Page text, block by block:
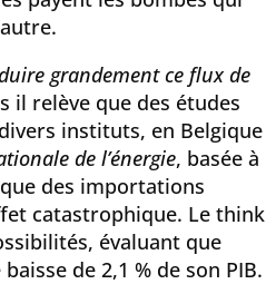
grandement ce flux de
il relève que des études
instituts, en Belgique
de l’énergie, basée à
des importations
catastrophique. Le think
évaluant que
de 2,1 % de son PIB.